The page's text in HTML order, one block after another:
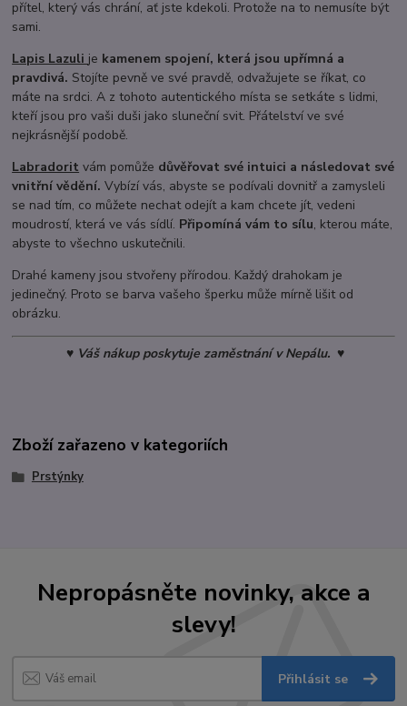
přítel, který vás chrání, ať jste kdekoli. Protože na to nemusíte být
sami.
Lapis Lazuli je kamenem spojení, která jsou upřímná a
pravdivá. Stojíte pevně ve své pravdě, odvažujete se říkat, co
máte na srdci. A z tohoto autentického místa se setkáte s lidmi,
kteří jsou pro vaši duši jako sluneční svit. Přátelství ve své
nejkrásnější podobě.
Labradorit vám pomůže důvěřovat své intuici a následovat své
vnitřní vědění.Vybízí vás, abyste se podívali dovnitř a zamysleli
se nad tím, co můžete nechat odejít a kam chcete jít, vedeni
moudrostí, která ve vás sídlí. Připomíná vám to sílu, kterou máte,
abyste to všechno uskutečnili.
Drahé kameny jsou stvořeny přírodou. Každý drahokam je
jedinečný. Proto se barva vašeho šperku může mírně lišit od
obrázku.
♥ Váš nákup poskytuje zaměstnání v Nepálu. ♥
Zboží zařazeno v kategoriích
Prstýnky
Nepropásněte novinky, akce a
slevy!
Přihlásit se